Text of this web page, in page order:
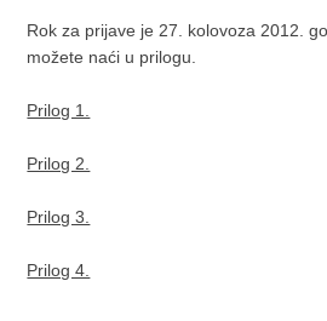
Rok za prijave je 27. kolovoza 2012.
možete naći u prilogu.
Prilog 1.
Prilog 2.
Prilog 3.
Prilog 4.